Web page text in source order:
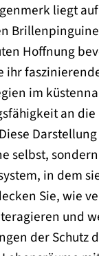
liegt
Hoffnung
ihr
im
an die
selbst,
in dem
Sie, wie
und
der Schutz